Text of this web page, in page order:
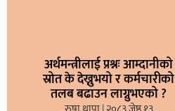
अर्थमन्त्रीलाई प्रश्नः आम्दानीको
स्रोत के देख्नुभयो र कर्मचारीको
तलब बढाउन लाग्नुभएको ?